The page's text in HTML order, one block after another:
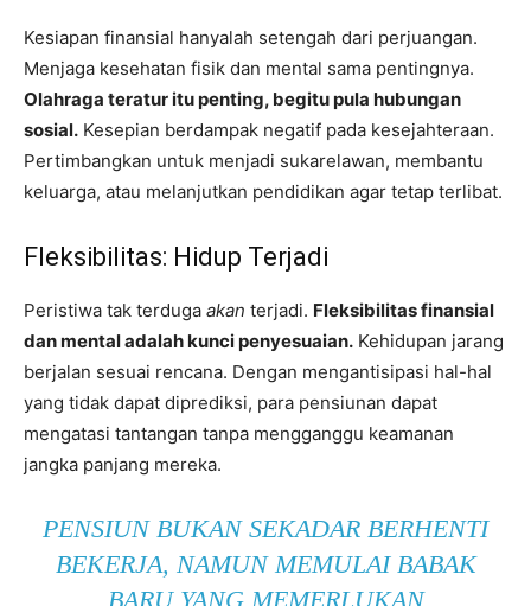
Kesiapan finansial hanyalah setengah dari perjuangan.
Menjaga kesehatan fisik dan mental sama pentingnya.
Olahraga teratur itu penting, begitu pula hubungan
sosial. Kesepian berdampak negatif pada kesejahteraan.
Pertimbangkan untuk menjadi sukarelawan, membantu
keluarga, atau melanjutkan pendidikan agar tetap terlibat.
Fleksibilitas: Hidup Terjadi
Peristiwa tak terduga akan terjadi. Fleksibilitas finansial
dan mental adalah kunci penyesuaian. Kehidupan jarang
berjalan sesuai rencana. Dengan mengantisipasi hal-hal
yang tidak dapat diprediksi, para pensiunan dapat
mengatasi tantangan tanpa mengganggu keamanan
jangka panjang mereka.
PENSIUN BUKAN SEKADAR BERHENTI
BEKERJA, NAMUN MEMULAI BABAK
BARU YANG MEMERLUKAN